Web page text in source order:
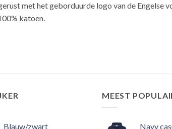
met het geborduurde logo van de Engelse
katoen.
Blauw/zwart
MEEST
Navy